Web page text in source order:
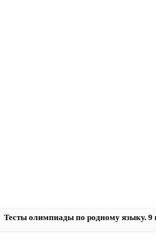
Тесты олимпиады по родному языку. 9